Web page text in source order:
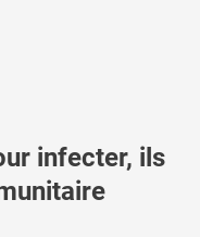
infecter, ils